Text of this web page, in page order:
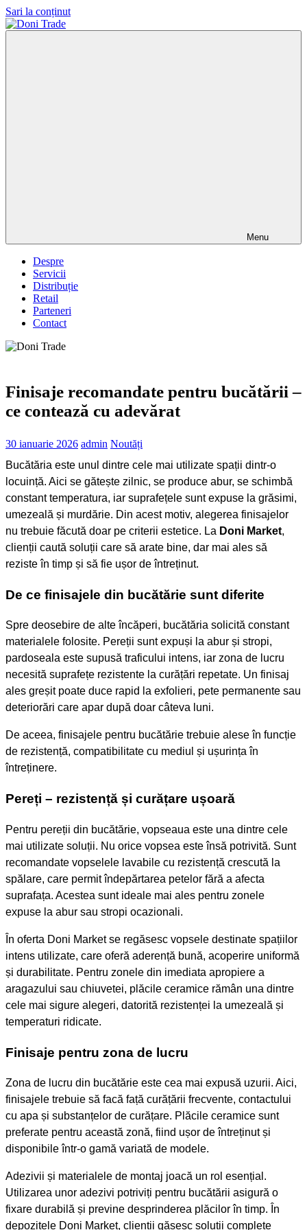
Sari la conținut
Menu
Despre
Servicii
Distribuție
Retail
Parteneri
Contact
Finisaje recomandate pentru bucătării –
ce contează cu adevărat
30 ianuarie 2026 admin Noutăți
Bucătăria este unul dintre cele mai utilizate spații dintr-o
locuință. Aici se gătește zilnic, se produce abur, se schimbă
constant temperatura, iar suprafețele sunt expuse la grăsimi,
umezeală și murdărie. Din acest motiv, alegerea finisajelor
nu trebuie făcută doar pe criterii estetice. La Doni Market,
clienții caută soluții care să arate bine, dar mai ales să
reziste în timp și să fie ușor de întreținut.
De ce finisajele din bucătărie sunt diferite
Spre deosebire de alte încăperi, bucătăria solicită constant
materialele folosite. Pereții sunt expuși la abur și stropi,
pardoseala este supusă traficului intens, iar zona de lucru
necesită suprafețe rezistente la curățări repetate. Un finisaj
ales greșit poate duce rapid la exfolieri, pete permanente sau
deteriorări care apar după doar câteva luni.
De aceea, finisajele pentru bucătărie trebuie alese în funcție
de rezistență, compatibilitate cu mediul și ușurința în
întreținere.
Pereți – rezistență și curățare ușoară
Pentru pereții din bucătărie, vopseaua este una dintre cele
mai utilizate soluții. Nu orice vopsea este însă potrivită. Sunt
recomandate vopselele lavabile cu rezistență crescută la
spălare, care permit îndepărtarea petelor fără a afecta
suprafața. Acestea sunt ideale mai ales pentru zonele
expuse la abur sau stropi ocazionali.
În oferta Doni Market se regăsesc vopsele destinate spațiilor
intens utilizate, care oferă aderență bună, acoperire uniformă
și durabilitate. Pentru zonele din imediata apropiere a
aragazului sau chiuvetei, plăcile ceramice rămân una dintre
cele mai sigure alegeri, datorită rezistenței la umezeală și
temperaturi ridicate.
Finisaje pentru zona de lucru
Zona de lucru din bucătărie este cea mai expusă uzurii. Aici,
finisajele trebuie să facă față curățării frecvente, contactului
cu apa și substanțelor de curățare. Plăcile ceramice sunt
preferate pentru această zonă, fiind ușor de întreținut și
disponibile într-o gamă variată de modele.
Adezivii și materialele de montaj joacă un rol esențial.
Utilizarea unor adezivi potriviți pentru bucătării asigură o
fixare durabilă și previne desprinderea plăcilor în timp. În
depozitele Doni Market, clienții găsesc soluții complete